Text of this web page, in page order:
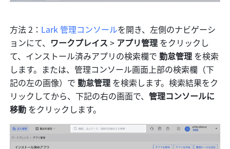
方法 2： Lark 管理コンソールを開き、左側のナビゲーシ
ョンにて、 ワークプレイス > アプリ管理 をクリックし
て、インストール済みアプリの検索欄で 勤怠管理 を検索
します。または、管理コンソール画面上部の検索欄（下
記の左の画像）で 勤怠管理 を検索します。検索結果をク
リックしてから、下記の右の画面で、管理コンソールに
移動 をクリックします。